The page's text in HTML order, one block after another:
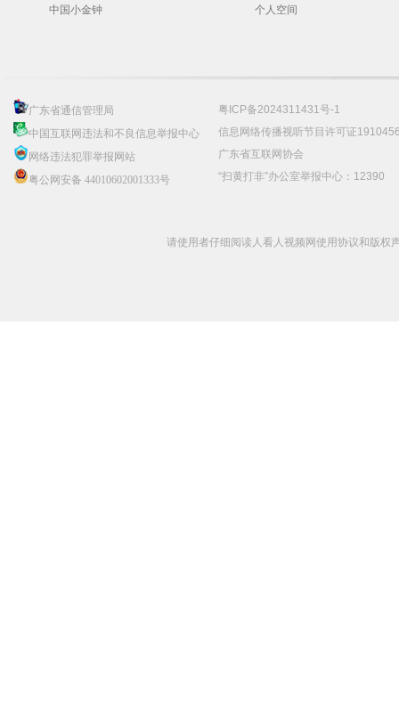
中国小金钟 个人空间
广东省通信管理局
中国互联网违法和不良信息举报中心
网络违法犯罪举报网站
粤公网安备 44010602001333号
粤ICP备2024311431号-1
信息网络传播视听节目许可证
广东省互联网协会
“扫黄打非”办公室举报中心：12390
请使用者仔细阅读人看人视频网使用协议和版权